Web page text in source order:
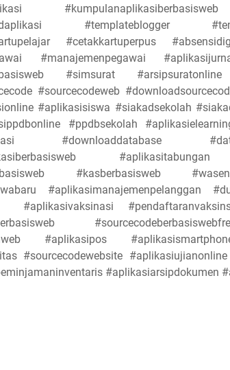
#templateblogger
#cetakkartuperpus
#manajemenpegawai
#simsurat
#sourcecodeweb
#aplikasisiswa #siakadsekolah
#ppdbsekolah
#downloaddatabase
#kasberbasisweb
#aplikasimanajemenpelanggan
#aplikasivaksinasi
#aplikasipos
#sourcecodewebsite
#aplikasiarsipdokumen